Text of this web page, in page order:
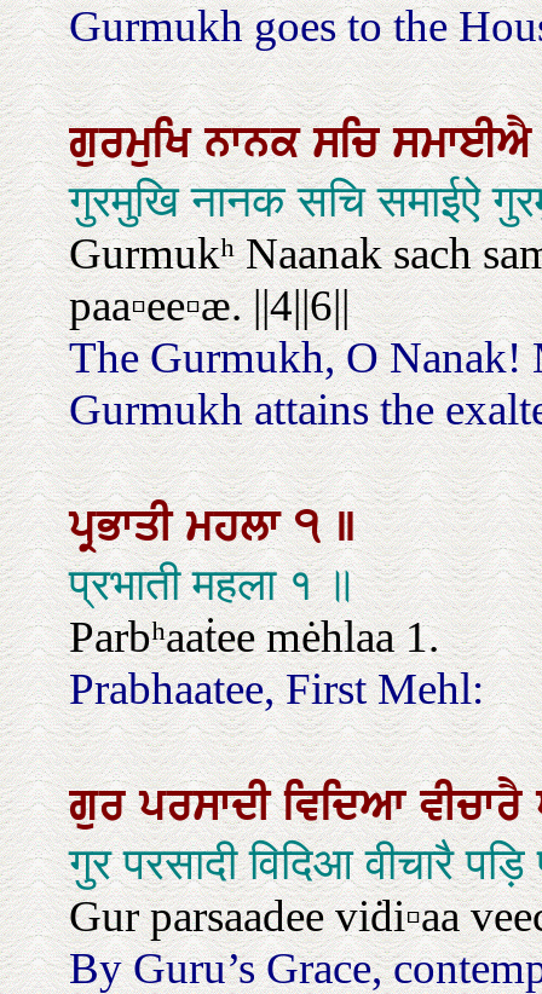
Gurmukh goes to the
ਗੁਰਮੁਖਿਨਾਨਕਸਚਿ
गुरमुखि नानक सचि समाईऐ
Gurmukʰ Naanak sach
paa▫ee▫æ. ||4||6||
The Gurmukh, O Nanak!
Gurmukh attains the
ਪ੍ਰਭਾਤੀਮਹਲਾ੧॥
प्रभाती महला १ ॥
Parbʰaaṫee mėhlaa 1.
Prabhaatee, First Mehl:
ਗੁਰਪਰਸਾਦੀਵਿਦਿਆਵੀਚਾਰੈ
गुर परसादी विदिआ वीचारै
Gur parsaadee viḋi▫aa
By Guru’s Grace,